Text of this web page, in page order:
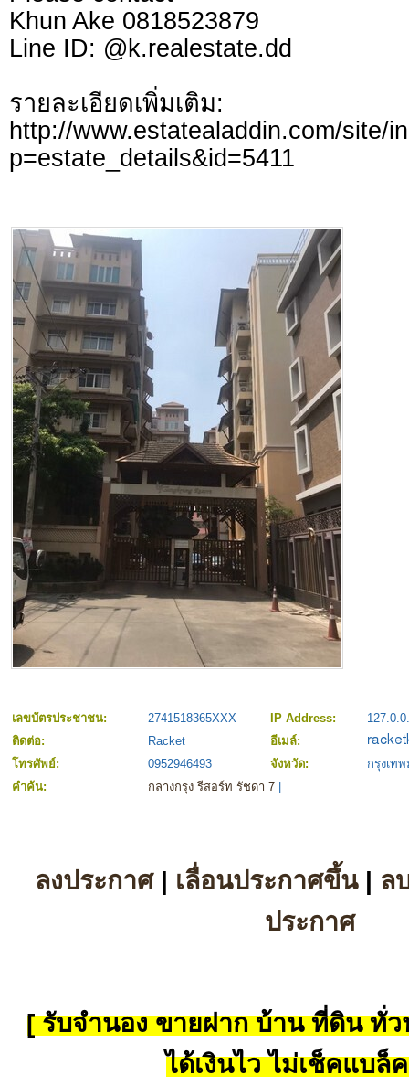
Khun Ake 0818523879
Line ID: @k.realestate.dd
รายละเอียดเพิ่มเติม:
http://www.estatealaddin.com/site/
p=estate_details&id=5411
เลขบัตรประชาชน: 2741518365XXX IP Address:
ติดต่อ:
Racket
อีเมล์:
โทรศัพย์:
0952946493 จังหวัด:
กรุงเท
คำค้น:
กลางกรุง รีสอร์ท รัชดา 7
ลงประกาศ| เลื่อนประกาศขึ้น| ล
ประกาศ
[ รับจำนอง ขายฝาก บ้าน ที่ดิน ทั่ว
ได้เงินไว ไม่เช็คแบล็